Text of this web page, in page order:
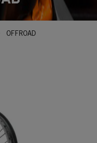
OFFROAD